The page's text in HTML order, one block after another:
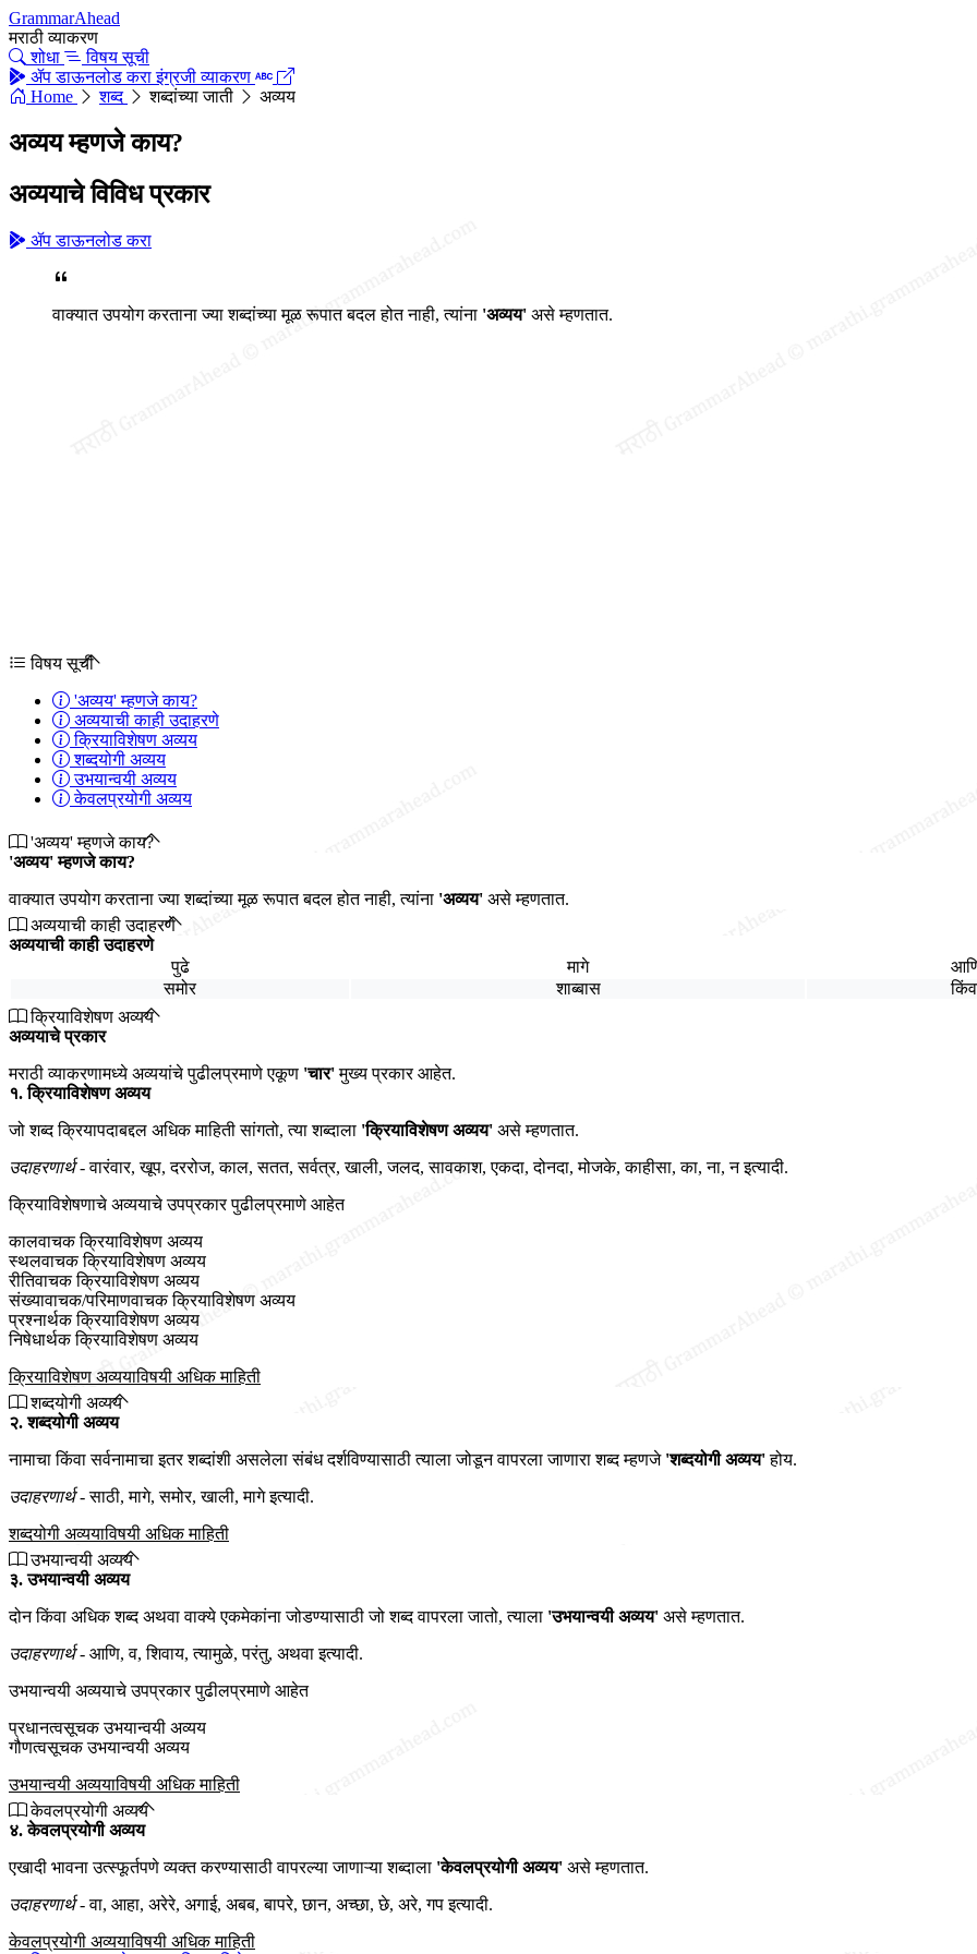
GrammarAhead
मराठी व्याकरण
शोधा
विषय सूची
ॲप डाऊनलोड करा इंग्रजी व्याकरण
Home
शब्द शब्दांच्या जाती अव्यय
अव्यय म्हणजे काय?
अव्ययाचे विविध प्रकार
ॲप डाऊनलोड करा
वाक्यात उपयोग करताना ज्या शब्दांच्या मूळ रूपात बदल होत नाही, त्यांना 'अव्यय' असे म्हणतात.
विषय सूची
'अव्यय' म्हणजे काय?
अव्ययाची काही उदाहरणे
क्रियाविशेषण अव्यय
शब्दयोगी अव्यय
उभयान्वयी अव्यय
केवलप्रयोगी अव्यय
'अव्यय' म्हणजे काय?
'अव्यय' म्हणजे काय?
वाक्यात उपयोग करताना ज्या शब्दांच्या मूळ रूपात बदल होत नाही, त्यांना 'अव्यय' असे म्हणतात.
अव्ययाची काही उदाहरणे
अव्ययाची काही उदाहरणे
पुढे
मागे
समोर
शाब्बास
क्रियाविशेषण अव्यय
अव्ययाचे प्रकार
मराठी व्याकरणामध्ये अव्ययांचे पुढीलप्रमाणे एकूण 'चार'मुख्य प्रकार आहेत.
१. क्रियाविशेषण अव्यय
जो शब्द क्रियापदाबद्दल अधिक माहिती सांगतो, त्या शब्दाला 'क्रियाविशेषण अव्यय' असे म्हणतात.
उदाहरणार्थ -वारंवार, खूप, दररोज, काल, सतत, सर्वत्र, खाली, जलद, सावकाश, एकदा, दोनदा, मोजके, काहीसा, का, ना, न इत्यादी.
क्रियाविशेषणाचे अव्ययाचे उपप्रकार पुढीलप्रमाणे आहेत
कालवाचक क्रियाविशेषण अव्यय
स्थलवाचक क्रियाविशेषण अव्यय
रीतिवाचक क्रियाविशेषण अव्यय
संख्यावाचक/परिमाणवाचक क्रियाविशेषण अव्यय
प्रश्नार्थक क्रियाविशेषण अव्यय
निषेधार्थक क्रियाविशेषण अव्यय
क्रियाविशेषण अव्ययाविषयी अधिक माहिती
शब्दयोगी अव्यय
२. शब्दयोगी अव्यय
नामाचा किंवा सर्वनामाचा इतर शब्दांशी असलेला संबंध दर्शविण्यासाठी त्याला जोडून वापरला जाणारा शब्द म्हणजे 'शब्दयोगी अव्यय'होय.
उदाहरणार्थ -साठी, मागे, समोर, खाली, मागे इत्यादी.
शब्दयोगी अव्ययाविषयी अधिक माहिती
उभयान्वयी अव्यय
३. उभयान्वयी अव्यय
दोन किंवा अधिक शब्द अथवा वाक्ये एकमेकांना जोडण्यासाठी जो शब्द वापरला जातो, त्याला 'उभयान्वयी अव्यय' असे म्हणतात.
उदाहरणार्थ - आणि, व, शिवाय, त्यामुळे, परंतु, अथवा इत्यादी.
उभयान्वयी अव्ययाचे उपप्रकार पुढीलप्रमाणे आहेत
प्रधानत्वसूचक उभयान्वयी अव्यय
गौणत्वसूचक उभयान्वयी अव्यय
उभयान्वयी अव्ययाविषयी अधिक माहिती
केवलप्रयोगी अव्यय
४. केवलप्रयोगी अव्यय
एखादी भावना उत्स्फूर्तपणे व्यक्त करण्यासाठी वापरल्या जाणाऱ्या शब्दाला 'केवलप्रयोगी अव्यय' असे म्हणतात.
उदाहरणार्थ -वा, आहा, अरेरे, अगाई, अबब, बापरे, छान, अच्छा, छे, अरे, गप इत्यादी.
केवलप्रयोगी अव्ययाविषयी अधिक माहिती